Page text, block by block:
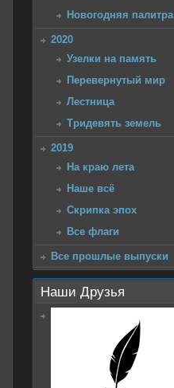
Новогодняя палитра
2020
Узелки на память
Перевернутый мир
Лестница
Тридевять земель
2019
На краю лета
Наше всё
Скрипка эпох
Все флаги
Все прошлые выпуски
Наши Друзья